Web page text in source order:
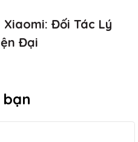
Đối Tác Lý
Đại